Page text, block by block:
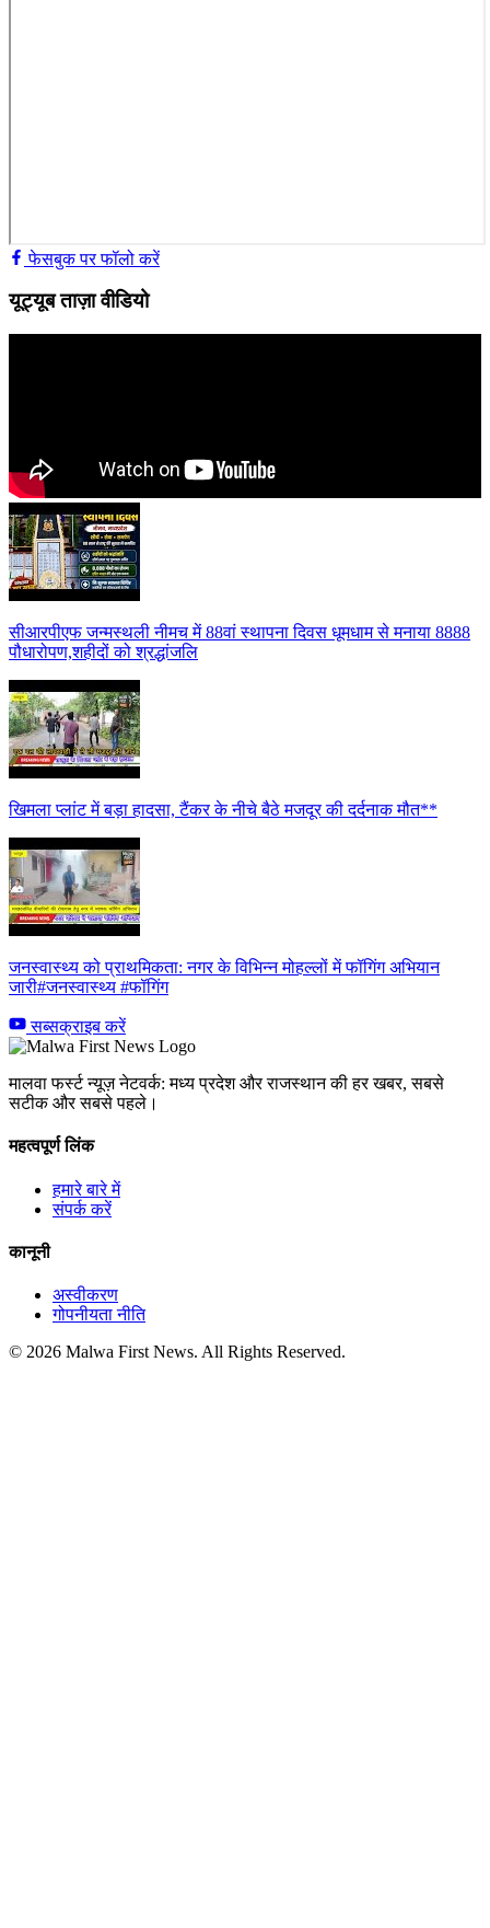
फेसबुक पर फॉलो करें
यूट्यूब ताज़ा वीडियो
सीआरपीएफ जन्मस्थली नीमच में 88वां स्थापना दिवस धूमधाम से मनाया 8888
पौधारोपण,शहीदों को श्रद्धांजलि
खिमला प्लांट में बड़ा हादसा, टैंकर के नीचे बैठे मजदूर की दर्दनाक मौत**
जनस्वास्थ्य को प्राथमिकता: नगर के विभिन्न मोहल्लों में फॉगिंग अभियान
जारी#जनस्वास्थ्य #फॉगिंग
सब्सक्राइब करें
मालवा फर्स्ट न्यूज़ नेटवर्क: मध्य प्रदेश और राजस्थान की हर खबर, सबसे
सटीक और सबसे पहले।
महत्वपूर्ण लिंक
हमारे बारे में
संपर्क करें
कानूनी
अस्वीकरण
गोपनीयता नीति
© 2026 Malwa First News. All Rights Reserved.